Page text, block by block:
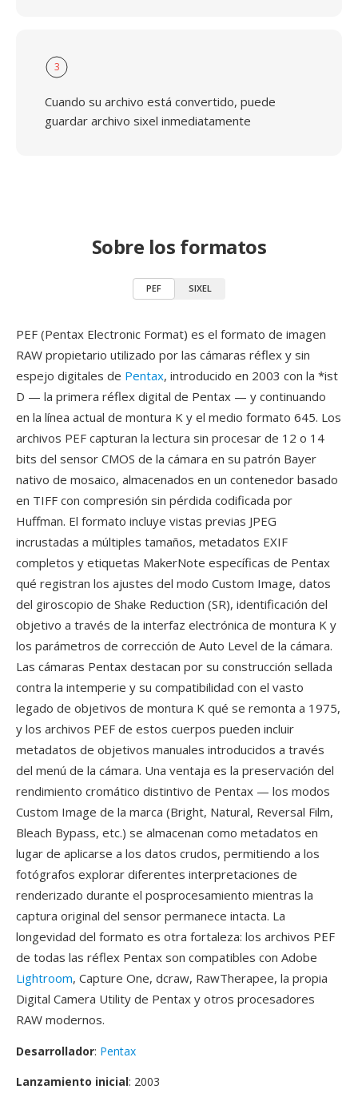
3
Cuando su archivo está convertido, puede
guardar archivo sixel inmediatamente
Sobre los formatos
PEF SIXEL
PEF (Pentax Electronic Format) es el formato de imagen
RAW propietario utilizado por las cámaras réflex y sin
espejo digitales de Pentax, introducido en 2003 con la *ist
D — la primera réflex digital de Pentax — y continuando
en la línea actual de montura K y el medio formato 645. Los
archivos PEF capturan la lectura sin procesar de 12 o 14
bits del sensor CMOS de la cámara en su patrón Bayer
nativo de mosaico, almacenados en un contenedor basado
en TIFF con compresión sin pérdida codificada por
Huffman. El formato incluye vistas previas JPEG
incrustadas a múltiples tamaños, metadatos EXIF
completos y etiquetas MakerNote específicas de Pentax
qué registran los ajustes del modo Custom Image, datos
del giroscopio de Shake Reduction (SR), identificación del
objetivo a través de la interfaz electrónica de montura K y
los parámetros de corrección de Auto Level de la cámara.
Las cámaras Pentax destacan por su construcción sellada
contra la intemperie y su compatibilidad con el vasto
legado de objetivos de montura K qué se remonta a 1975,
y los archivos PEF de estos cuerpos pueden incluir
metadatos de objetivos manuales introducidos a través
del menú de la cámara. Una ventaja es la preservación del
rendimiento cromático distintivo de Pentax — los modos
Custom Image de la marca (Bright, Natural, Reversal Film,
Bleach Bypass, etc.) se almacenan como metadatos en
lugar de aplicarse a los datos crudos, permitiendo a los
fotógrafos explorar diferentes interpretaciones de
renderizado durante el posprocesamiento mientras la
captura original del sensor permanece intacta. La
longevidad del formato es otra fortaleza: los archivos PEF
de todas las réflex Pentax son compatibles con Adobe
Lightroom, Capture One, dcraw, RawTherapee, la propia
Digital Camera Utility de Pentax y otros procesadores
RAW modernos.
Desarrollador: Pentax
Lanzamiento inicial: 2003